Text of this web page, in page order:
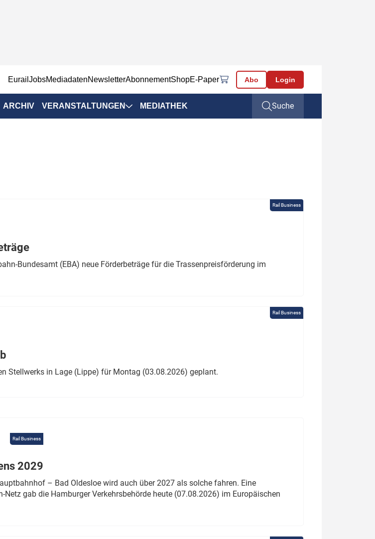
EurailJobsMediadatenNewsletterAbonnementShopE-Paper Abo Login
ARCHIV VERANSTALTUNGEN MEDIATHEK Suche
Rail Business
Bundesamt (EBA) neue Förderbeträge für die Trassenpreisförderung im
Rail Business
Stellwerks in Lage (Lippe) für Montag (03.08.2026) geplant.
Rail Business
2029
– Bad Oldesloe wird auch über 2027 als solche fahren. Eine
gab die Hamburger Verkehrsbehörde heute (07.08.2026) im Europäischen